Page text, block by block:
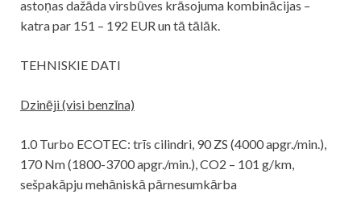
astoņas dažāda virsbūves krāsojuma kombinācijas –
katra par 151 – 192 EUR un tā tālāk.
TEHNISKIE DATI
Dzinēji (visi benzīna)
1.0 Turbo ECOTEC: trīs cilindri, 90 ZS (4000 apgr./min.),
170 Nm (1800-3700 apgr./min.), CO2 – 101 g/km,
sešpakāpju mehāniskā pārnesumkārba